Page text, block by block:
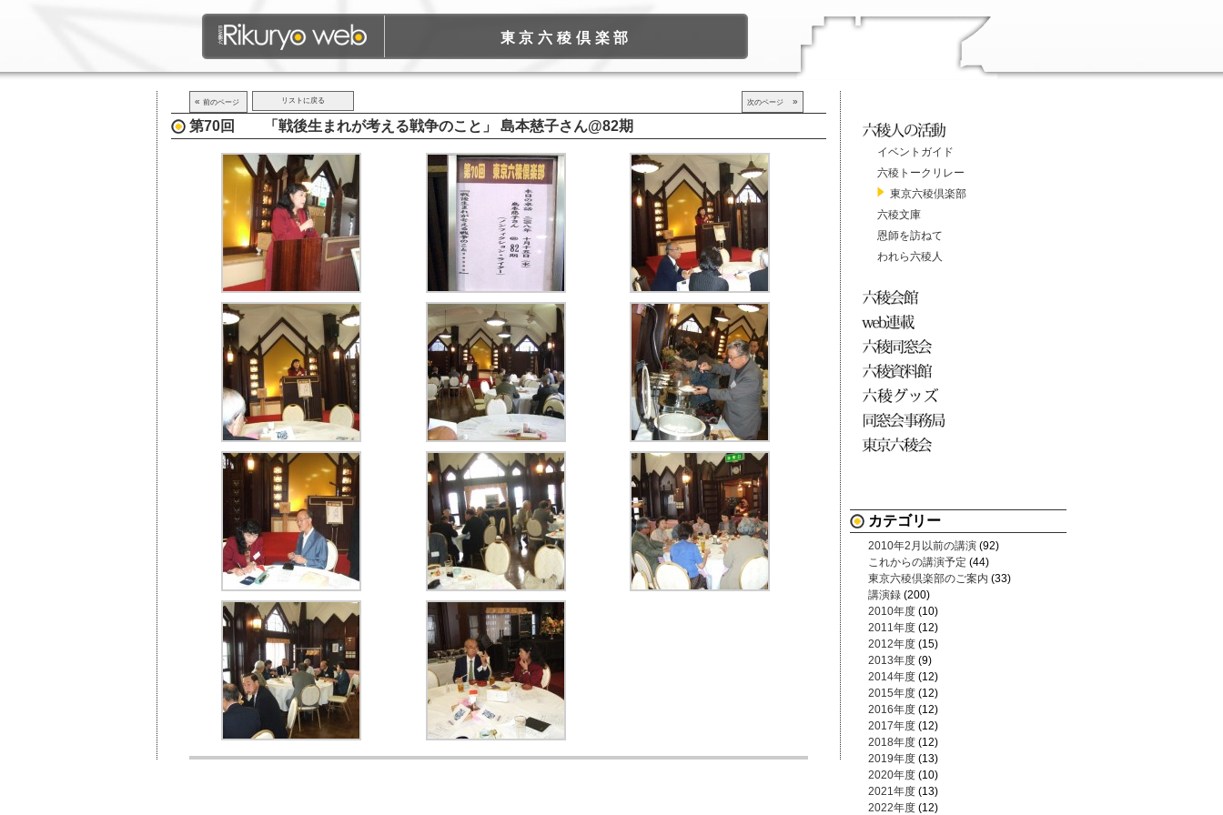
東京六稜倶楽部
« 前のページ リストに戻る 次のページ »
第70回 「戦後生まれが考える戦争のこと」 島本慈子さん@82期
イベントガイド
六稜トークリレー
東京六稜倶楽部
六稜文庫
恩師を訪ねて
われら六稜人
カテゴリー
2010年2月以前の講演 (92)
これからの講演予定 (44)
東京六稜倶楽部のご案内 (33)
講演録 (200)
2010年度 (10)
2011年度 (12)
2012年度 (15)
2013年度 (9)
2014年度 (12)
2015年度 (12)
2016年度 (12)
2017年度 (12)
2018年度 (12)
2019年度 (13)
2020年度 (10)
2021年度 (13)
2022年度 (12)